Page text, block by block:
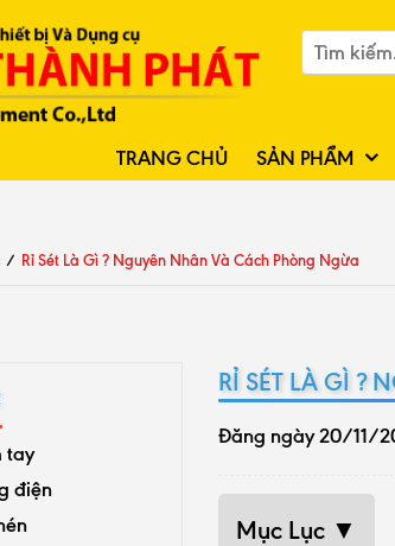
TRANG CHỦ SẢN PHẨM
/ Rỉ Sét Là Gì ? Nguyên Nhân Và Cách Phòng Ngừa
RỈ SÉT LÀ GÌ ?
Đăng ngày 20/11/
Mục Lục ▼
tay
điện